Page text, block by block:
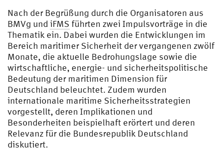
Nach der Begrüßung durch die Organisatoren aus
BMVg und iFMS führten zwei Impulsvorträge in die
Thematik ein. Dabei wurden die Entwicklungen im
Bereich maritimer Sicherheit der vergangenen zwölf
Monate, die aktuelle Bedrohungslage sowie die
wirtschaftliche, energie- und sicherheitspolitische
Bedeutung der maritimen Dimension für
Deutschland beleuchtet. Zudem wurden
internationale maritime Sicherheitsstrategien
vorgestellt, deren Implikationen und
Besonderheiten beispielhaft erörtert und deren
Relevanz für die Bundesrepublik Deutschland
diskutiert.